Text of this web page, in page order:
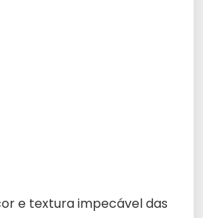
e textura impecável das